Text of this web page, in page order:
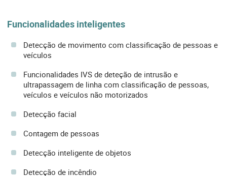
Funcionalidades inteligentes
Detecção de movimento com classificação de pessoas e
veículos
Funcionalidades IVS de deteção de intrusão e
ultrapassagem de linha com classificação de pessoas,
veículos e veículos não motorizados
Detecção facial
Contagem de pessoas
Detecção inteligente de objetos
Detecção de incêndio